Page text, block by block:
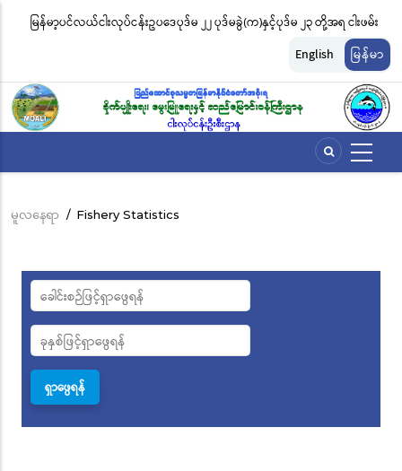
အဓိက
အကြောင်းအရာ
မည်
မြန်မာ့ပင်လယ်ငါးလုပ်ငန်းဥပဒေပုဒ်မ ၂၂ ပုဒ်မခွဲ(က)နှင့်ပုဒ်မ ၂၃ တို့အရ ငါးဖမ်း
ကိရိယာအမျိုးအစားအလိုက် လိုင်စင်ခနှုန်းထားများကို အောက်ပါအတိုင်း
မ
English မြန်မာ
Breadcrumb
မူလနေရာ / Fishery Statistics